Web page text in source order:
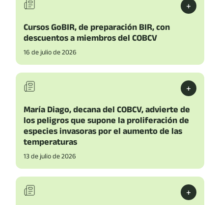
+
Cursos GoBIR, de preparación BIR, con
descuentos a miembros del COBCV
16 de julio de 2026
+
María Diago, decana del COBCV, advierte de
los peligros que supone la proliferación de
especies invasoras por el aumento de las
temperaturas
13 de julio de 2026
+